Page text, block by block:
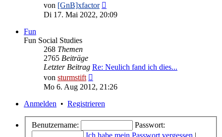
von [GnB]xfactor
Beitrag
Di 17. Mai 2022, 20:09
Fun
Fun Social Studies
268 Themen
2765 Beiträge
Letzter Beitrag Re: Neulich fand ich dies...
von sturmstift
Beitrag
Mo 6. Aug 2012, 21:26
Anmelden • Registrieren
Benutzername:
Passwort:
Ich habe mein Passwort vergessen |